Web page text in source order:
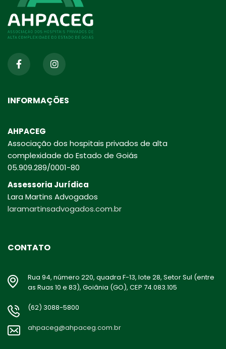
INFORMAÇÕES
AHPACEG
Associação dos hospitais privados de alta
complexidade do Estado de Goiás
05.909.289/0001-80
Assessoria Jurídica
Lara Martins Advogados
laramartinsadvogados.com.br
CONTATO
Rua 94, número 220, quadra F-13, lote 28, Setor Sul (entre
as Ruas 10 e 83), Goiânia (GO), CEP 74.083.105
(62) 3088-5800
ahpaceg@ahpaceg.com.br